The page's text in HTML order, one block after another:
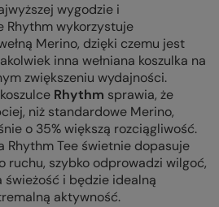
wygodzie i
Rhythm wykorzystuje
Merino, dzięki czemu jest
inna wełniana koszulka na
zwiększeniu wydajności.
Rhythm sprawia, że
niż standardowe Merino,
o 35% większą rozciągliwość.
Rhythm Tee świetnie dopasuje
ruchu, szybko odprowadzi wilgoć,
świeżość i będzie idealną
aktywność.